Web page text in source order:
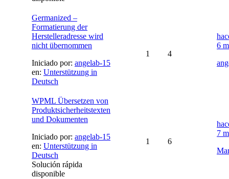
Germanized –
Formatierung der
Herstelleradresse wird
nicht übernommen
Iniciado por: angelab-15
en: Unterstützung in
Deutsch
1 4
6
WPML Übersetzen von
Produktsicherheitstexten
und Dokumenten
Iniciado por: angelab-15
en: Unterstützung in
Deutsch
Solución rápida
disponible
1 6
7